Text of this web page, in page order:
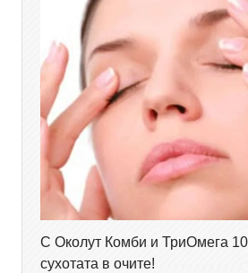
С Околут Комби и ТриОмега
сухотата в очите!